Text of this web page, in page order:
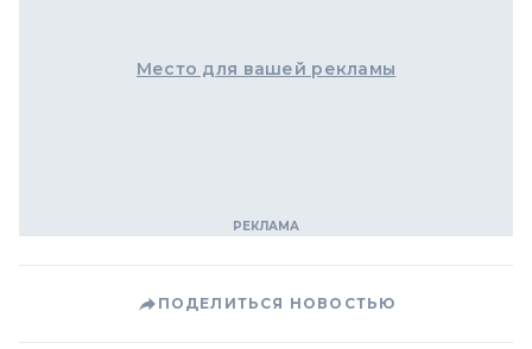
Место для вашей рекламы
ПОДЕЛИТЬСЯ НОВОСТЬЮ